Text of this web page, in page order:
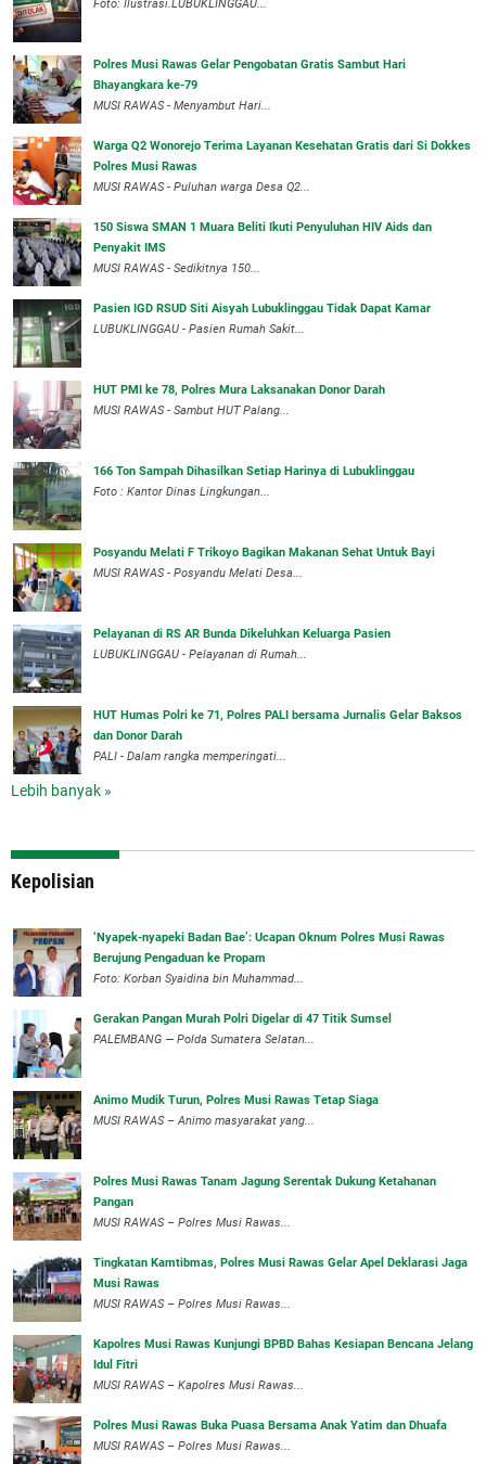
Foto: Ilustrasi.LUBUKLINGGAU...
Polres Musi Rawas Gelar Pengobatan Gratis Sambut Hari
Bhayangkara ke-79
MUSI RAWAS - Menyambut Hari...
Warga Q2 Wonorejo Terima Layanan Kesehatan Gratis dari Si Dokkes
Polres Musi Rawas
MUSI RAWAS - Puluhan warga Desa Q2...
150 Siswa SMAN 1 Muara Beliti Ikuti Penyuluhan HIV Aids dan
Penyakit IMS
MUSI RAWAS - Sedikitnya 150...
Pasien IGD RSUD Siti Aisyah Lubuklinggau Tidak Dapat Kamar
LUBUKLINGGAU - Pasien Rumah Sakit...
HUT PMI ke 78, Polres Mura Laksanakan Donor Darah
MUSI RAWAS - Sambut HUT Palang...
166 Ton Sampah Dihasilkan Setiap Harinya di Lubuklinggau
Foto : Kantor Dinas Lingkungan...
Posyandu Melati F Trikoyo Bagikan Makanan Sehat Untuk Bayi
MUSI RAWAS - Posyandu Melati Desa...
Pelayanan di RS AR Bunda Dikeluhkan Keluarga Pasien
LUBUKLINGGAU - Pelayanan di Rumah...
HUT Humas Polri ke 71, Polres PALI bersama Jurnalis Gelar Baksos
dan Donor Darah
PALI - Dalam rangka memperingati...
Lebih banyak »
Kepolisian
‘Nyapek-nyapeki Badan Bae’: Ucapan Oknum Polres Musi Rawas
Berujung Pengaduan ke Propam
Foto: Korban Syaidina bin Muhammad...
Gerakan Pangan Murah Polri Digelar di 47 Titik Sumsel
PALEMBANG — Polda Sumatera Selatan...
Animo Mudik Turun, Polres Musi Rawas Tetap Siaga
MUSI RAWAS – Animo masyarakat yang...
Polres Musi Rawas Tanam Jagung Serentak Dukung Ketahanan
Pangan
MUSI RAWAS – Polres Musi Rawas...
Tingkatan Kamtibmas, Polres Musi Rawas Gelar Apel Deklarasi Jaga
Musi Rawas
MUSI RAWAS – Polres Musi Rawas...
Kapolres Musi Rawas Kunjungi BPBD Bahas Kesiapan Bencana Jelang
Idul Fitri
MUSI RAWAS – Kapolres Musi Rawas...
Polres Musi Rawas Buka Puasa Bersama Anak Yatim dan Dhuafa
MUSI RAWAS – Polres Musi Rawas...